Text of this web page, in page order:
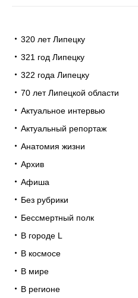
320 лет Липецку
321 год Липецку
322 года Липецку
70 лет Липецкой области
Актуальное интервью
Актуальный репортаж
Анатомия жизни
Архив
Афиша
Без рубрики
Бессмертный полк
В городе L
В космосе
В мире
В регионе